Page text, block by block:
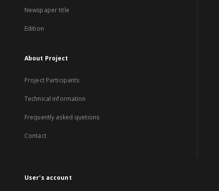
Newspaper title
Edition
About Project
Project Participants
Technical information
Frequently asked quetions
Contact
User's account